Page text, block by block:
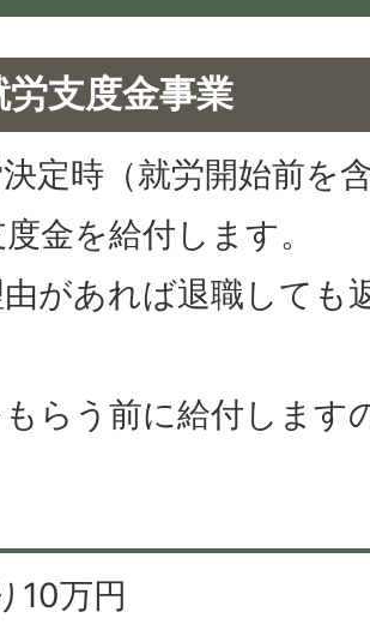
労支度金事業
定時（就労開始前を
金を給付します。
があれば退職しても
らう前に給付します
10万円